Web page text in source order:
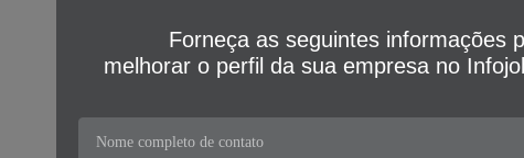
Forneça as seguintes informações
melhorar o perfil da sua empresa no